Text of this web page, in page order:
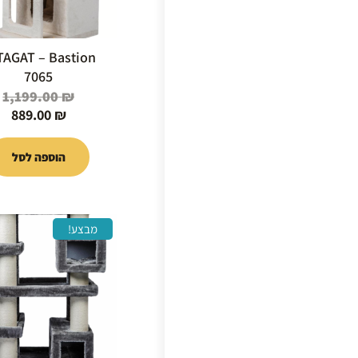
– Bastion
7065
1,199.00₪
889.00 ₪
הוספה לסל
מבצע!